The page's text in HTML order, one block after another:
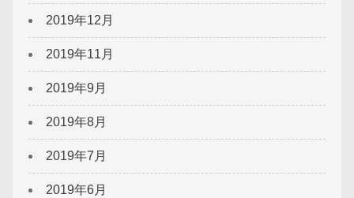
2019年12月
2019年11月
2019年9月
2019年8月
2019年7月
2019年6月